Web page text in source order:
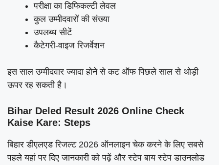
परीक्षा का डिफिकल्टी लेवल
कुल उम्मीदवारों की संख्या
उपलब्ध सीटें
कैटेगरी-वाइज रिजर्वेशन
इस साल उम्मीदवार ज्यादा होने से कट ऑफ पिछले साल से थोड़ी
ऊपर रह सकती है।
Bihar Deled Result 2026 Online Check
Kaise Kare: Steps
बिहार डीएलएड रिजल्ट 2026 ऑनलाइन चेक करने के लिए सबसे
पहले यहां पर दिए जानकारी को पढ़ें और स्टेप बाय स्टेप डाउनलोड